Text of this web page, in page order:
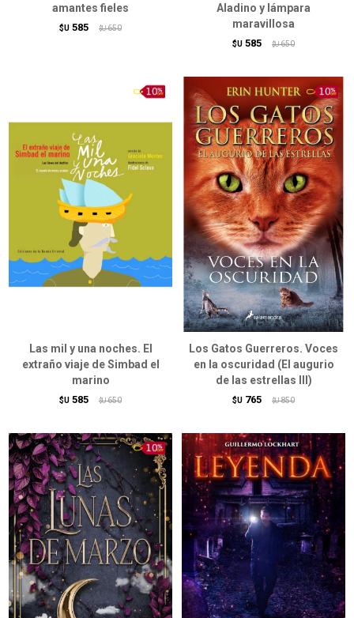
amantes fieles
$U 585 $U 650
Aladino y lámpara
maravillosa
$U 585 $U 650
Las mil y una noches. El
extraño viaje de Simbad el
marino
$U 585 $U 650
Los Gatos Guerreros. Voces
en la oscuridad (El augurio
de las estrellas III)
$U 765 $U 850